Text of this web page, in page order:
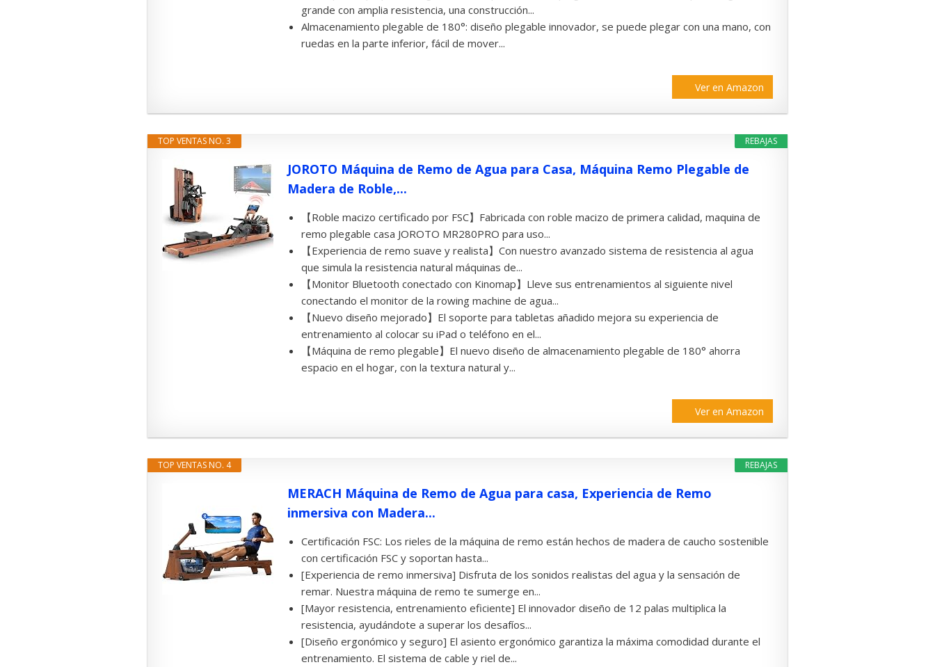
grande con amplia resistencia, una construcción...
Almacenamiento plegable de 180°: diseño plegable innovador, se puede plegar con una mano, con
ruedas en la parte inferior, fácil de mover...
Ver en Amazon
REBAJAS
TOP VENTAS NO. 3
JOROTO Máquina de Remo de Agua para Casa, Máquina Remo Plegable de
Madera de Roble,...
【Roble macizo certificado por FSC】Fabricada con roble macizo de primera calidad, maquina de
remo plegable casa JOROTO MR280PRO para uso...
【Experiencia de remo suave y realista】Con nuestro avanzado sistema de resistencia al agua
que simula la resistencia natural máquinas de...
【Monitor Bluetooth conectado con Kinomap】Lleve sus entrenamientos al siguiente nivel
conectando el monitor de la rowing machine de agua...
【Nuevo diseño mejorado】El soporte para tabletas añadido mejora su experiencia de
entrenamiento al colocar su iPad o teléfono en el...
【Máquina de remo plegable】El nuevo diseño de almacenamiento plegable de 180° ahorra
espacio en el hogar, con la textura natural y...
Ver en Amazon
REBAJAS
TOP VENTAS NO. 4
MERACH Máquina de Remo de Agua para casa, Experiencia de Remo
inmersiva con Madera...
Certificación FSC: Los rieles de la máquina de remo están hechos de madera de caucho sostenible
con certificación FSC y soportan hasta...
[Experiencia de remo inmersiva] Disfruta de los sonidos realistas del agua y la sensación de
remar. Nuestra máquina de remo te sumerge en...
[Mayor resistencia, entrenamiento eficiente] El innovador diseño de 12 palas multiplica la
resistencia, ayudándote a superar los desafíos...
[Diseño ergonómico y seguro] El asiento ergonómico garantiza la máxima comodidad durante el
entrenamiento. El sistema de cable y riel de...